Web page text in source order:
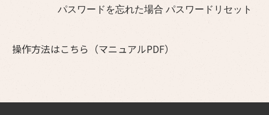
パスワードを忘れた場合 パスワードリセット
操作方法はこちら（マニュアルPDF）